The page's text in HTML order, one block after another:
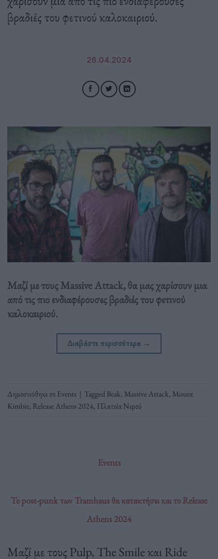
βραδιές του φετινού καλοκαιριού.
26.04.2024
Μαζί με τους Massive Attack, θα μας χαρίσουν μια
από τις πιο ενδιαφέρουσες βραδιές του φετινού
καλοκαιριού.
Διαβάστε περισσότερα →
Δημοσιεύθηκε σεEvents | TaggedBeak, Massive Attack, Mount
Kimbie, Release Athens 2024, Πλατεία Νερού
Events
Το post-punk των Tramhaus θα κατακτήσει και το Release
Athens 2024
Μαζί με τους Pulp, The Smile και Ride